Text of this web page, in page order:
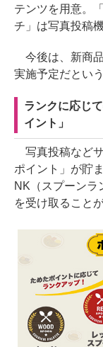
テンツを用意。
チ」は写真投稿
今後は、新商
実施予定だという
ランクに応じ
イント」
写真投稿など
ポイント」が貯
NK（スプーンラ
を受け取ること